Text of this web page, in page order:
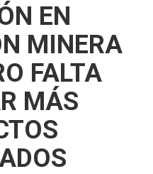
EN
MINERA
FALTA
MÁS